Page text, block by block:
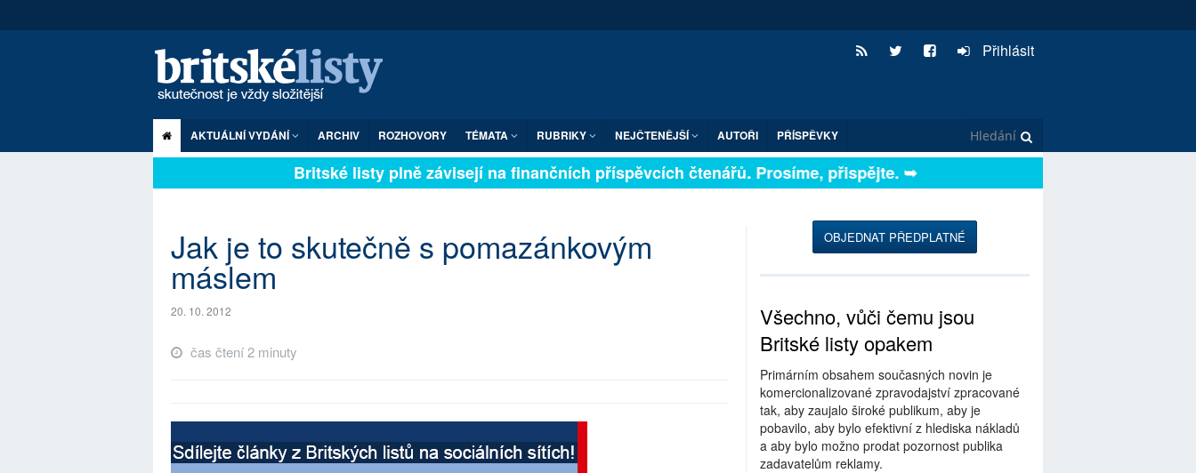
Přihlásit
AKTUÁLNÍ VYDÁNÍ ARCHIV ROZHOVORY TÉMATA RUBRIKY NEJČTENĚJŠÍ AUTOŘI PŘÍSPĚVKY
Britské listy plně závisejí na finančních příspěvcích čtenářů. Prosíme, přispějte. ➥
Jak je to skutečně s pomazánkovým
máslem
20. 10. 2012
čas čtení 2 minuty
OBJEDNAT PŘEDPLATNÉ
Všechno, vůči čemu jsou
Britské listy opakem
Primárním obsahem současných novin je
komercionalizované zpravodajství zpracované
tak, aby zaujalo široké publikum, aby je
pobavilo, aby bylo efektivní z hlediska nákladů
a aby bylo možno prodat pozornost publika
zadavatelům reklamy.